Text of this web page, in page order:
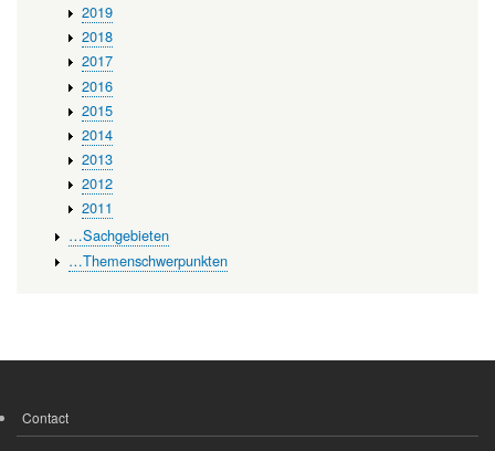
2019
2018
2017
2016
2015
2014
2013
2012
2011
…Sachgebieten
…Themenschwerpunkten
FOOTER
Contact